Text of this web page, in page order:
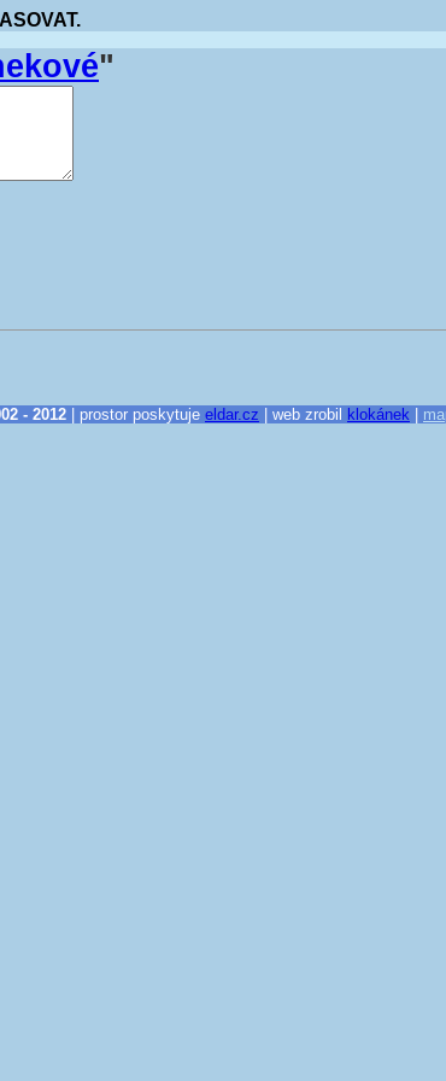
"
- 2012 | prostor poskytuje eldar.cz | web zrobil klokánek